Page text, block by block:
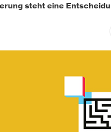
steht eine